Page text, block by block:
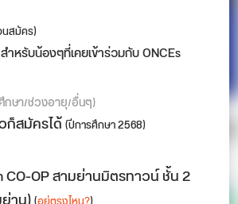
สมัคร)
หรับน้องๆที่เคยเข้าร่วมกับ ONCEs
กษา/ช่วงอายุ/อื่นๆ)
ก็สมัครได้(ปีการศึกษา 2568)
CO-OP สามย่านมิตรทาวน์ ชั้น 2